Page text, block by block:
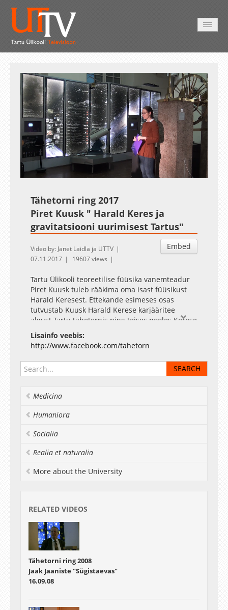
Unmute
1.13%
Esituskiirused
Auto
Tähetorni ring 2017
Piret Kuusk " Harald Keres ja
gravitatsiooni uurimisest Tartus"
Embed
Video by: Janet Laidla ja UTTV
07.11.2017
19607 views
Tartu Ülikooli teoreetilise füüsika vanemteadur
Piret Kuusk tuleb rääkima oma isast füüsikust
Harald Keresest. Ettekande esimeses osas
tutvustab Kuusk Harald Kerese karjääritee
algust Tartu tähetornis ning teises pooles Kerese
ja relatiivsusteooria ning üldisemalt Tartu
gravitatsiooniteooria töörühma tegevust läbi
aegade.
Lisainfo veebis:
http://www.facebook.com/tahetorn
Medicina
Humaniora
Socialia
Realia et naturalia
More about the University
RELATED VIDEOS
Tähetorni ring 2008
Jaak Jaaniste "Sügistaevas"
16.09.08